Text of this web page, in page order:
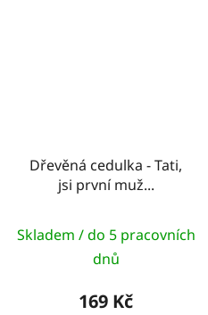
Dřevěná cedulka - Tati,
jsi první muž...
Skladem / do 5 pracovních
dnů
169 Kč